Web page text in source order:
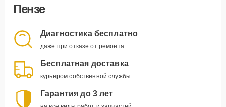
Пензе
Диагностика бесплатно
даже при отказе от ремонта
Бесплатная доставка
курьером собственной службы
Гарантия до 3 лет